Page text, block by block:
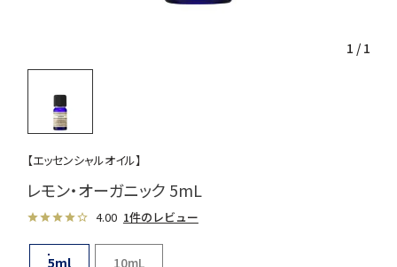
1 / 1
【エッセンシャルオイル】
レモン・オーガニック 5mL
4.00 1件のレビュー
5ml 10mL